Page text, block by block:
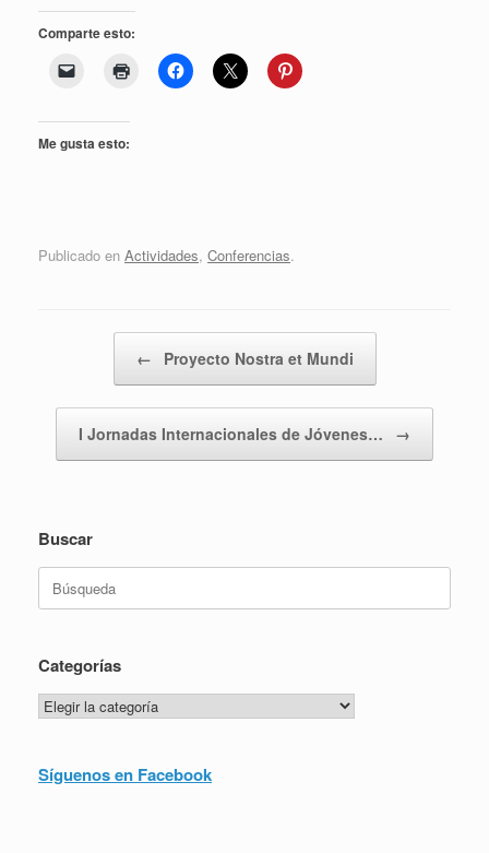
Comparte esto:
Me gusta esto:
Publicado en Actividades, Conferencias.
← Proyecto Nostra et Mundi
I Jornadas Internacionales de Jóvenes… →
Buscar
Categorías
Categorías
Síguenos en Facebook